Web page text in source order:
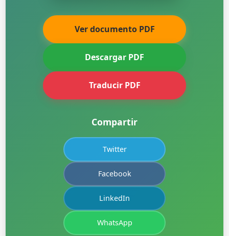
Ver documento PDF
Descargar PDF
Traducir PDF
Compartir
Twitter
Facebook
LinkedIn
WhatsApp